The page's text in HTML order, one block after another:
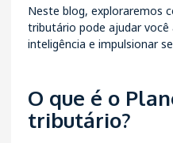
Neste blog, exploraremos
tributário pode ajudar você
inteligência e impulsionar
O que é o
tributário?